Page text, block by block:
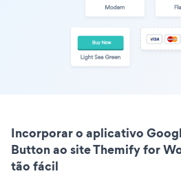
Incorporar o aplicativo
Button ao site Themify for
tão fácil